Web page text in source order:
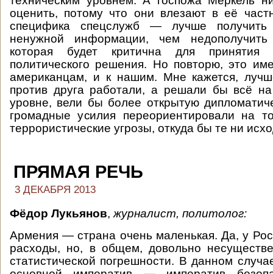
оценить, потому что они влезают в её
специфика спецслужб — лучше
ненужной информации, чем
которая будет критична для
политического решения. Но повторю, это
американцам, и к нашим. Мне кажется,
против друга работали, а решали бы всё на
уровне, вели бы более открытую
громадные усилия переориентировали на
террористические угрозы, откуда бы те ни
ПРЯМАЯ РЕЧЬ
3 ДЕКАБРЯ 2013
Фёдор Лукьянов, журналист, политолог:
Армения — страна очень маленькая. Да, у
расходы, но, в общем, довольно
статистической погрешности. В данном